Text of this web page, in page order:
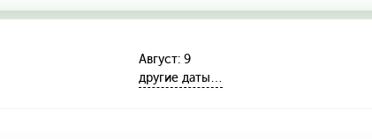
Август: 9
другие даты…